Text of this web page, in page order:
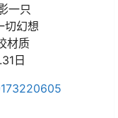
一只
切幻想
材质
日